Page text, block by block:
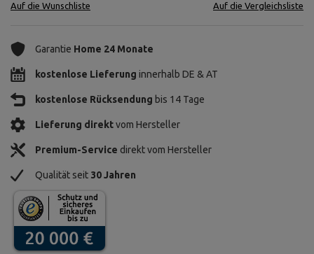
Auf die Wunschliste Auf die Vergleichsliste
Garantie Home 24 Monate
kostenlose Lieferung innerhalb DE & AT
kostenlose Rücksendung bis 14 Tage
Lieferung direktvom Hersteller
Premium-Service direkt vom Hersteller
Qualität seit 30 Jahren